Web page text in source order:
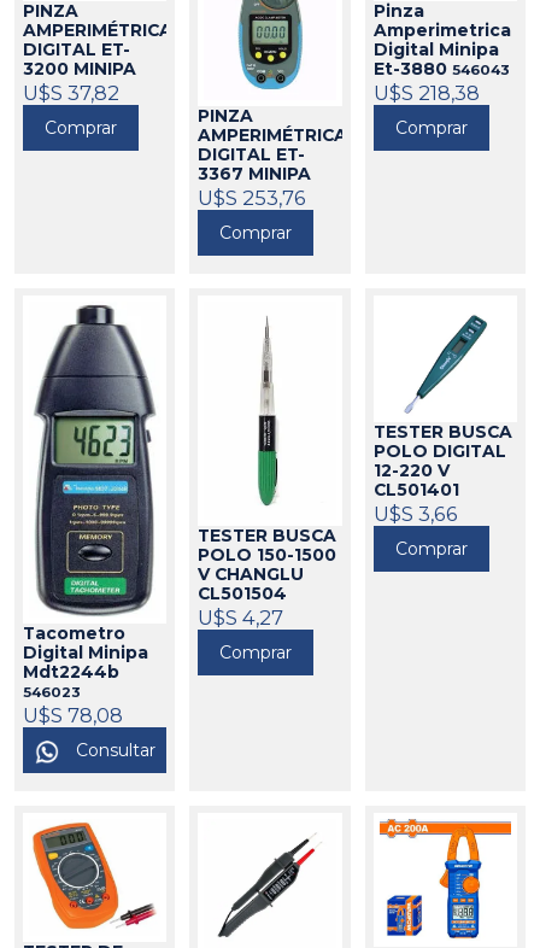
PINZA
AMPERIMÉTRICA
DIGITAL ET-
3200 MINIPA
546014
U$S 37,82
Comprar
PINZA
AMPERIMÉTRICA
DIGITAL ET-
3367 MINIPA
546015
U$S 253,76
Comprar
Pinza
Amperimetrica
Digital Minipa
Et-3880 546043
U$S 218,38
Comprar
Tacometro
Digital Minipa
Mdt2244b
546023
U$S 78,08
Consultar
TESTER BUSCA
POLO 150-1500
V CHANGLU
CL501504
314004
U$S 4,27
Comprar
TESTER BUSCA
POLO DIGITAL
12-220 V
CL501401
CHANGLU
314005
U$S 3,66
Comprar